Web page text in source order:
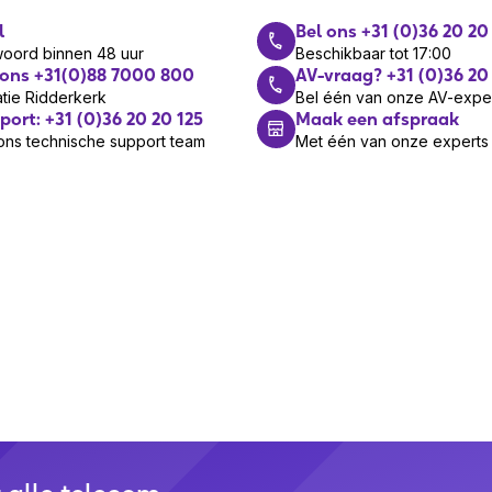
callcenter
beantwoorden/beëindigen,
Reject call, Volume +, Volume -
T42S, T46S, T48S, T42U, T43U,
binnen 48 uur
Bel ons +31 (0)36 20 20
Beschikbaar tot 17:00
+31(0)88 7000 800
Ridderkerk
AV-vraag? +31 (0)36 20
Bel één van onze AV-
+31 (0)36 20 20 125
technische support team
Maak een afspraak
Met één van onze experts